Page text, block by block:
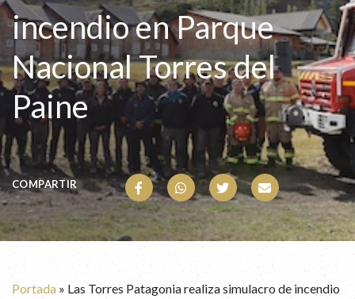
incendio en Parque
Nacional Torres del
Paine
COMPARTIR
Portada » Las Torres Patagonia realiza simulacro de incendio